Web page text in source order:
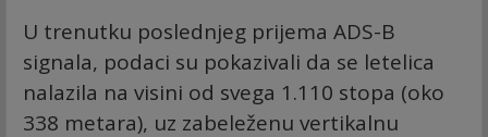
U trenutku poslednjeg prijema ADS-B
signala, podaci su pokazivali da se letelica
nalazila na visini od svega 1.110 stopa (oko
338 metara), uz zabeleženu vertikalnu